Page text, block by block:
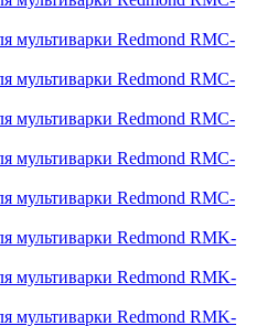
мультиварки Redmond RMC-
мультиварки Redmond RMC-
мультиварки Redmond RMC-
мультиварки Redmond RMC-
мультиварки Redmond RMC-
мультиварки Redmond RMK-
мультиварки Redmond RMK-
мультиварки Redmond RMK-